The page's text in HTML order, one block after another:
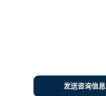
发送咨询信息